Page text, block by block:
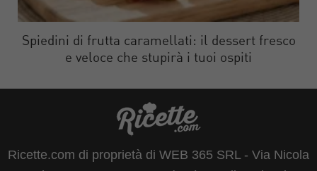
Spiedini di frutta caramellati: il dessert fresco
e veloce che stupirà i tuoi ospiti
Ricette.com di proprietà di WEB 365 SRL - Via Nicola